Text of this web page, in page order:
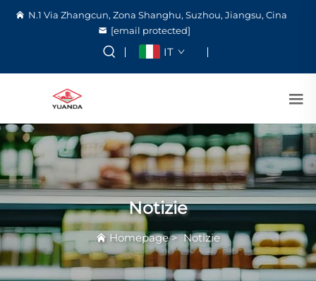
N.1 Via Zhangcun, Zona Shanghu, Suzhou, Jiangsu, Cina
[email protected]
IT
Notizie
Homepage>Notizie